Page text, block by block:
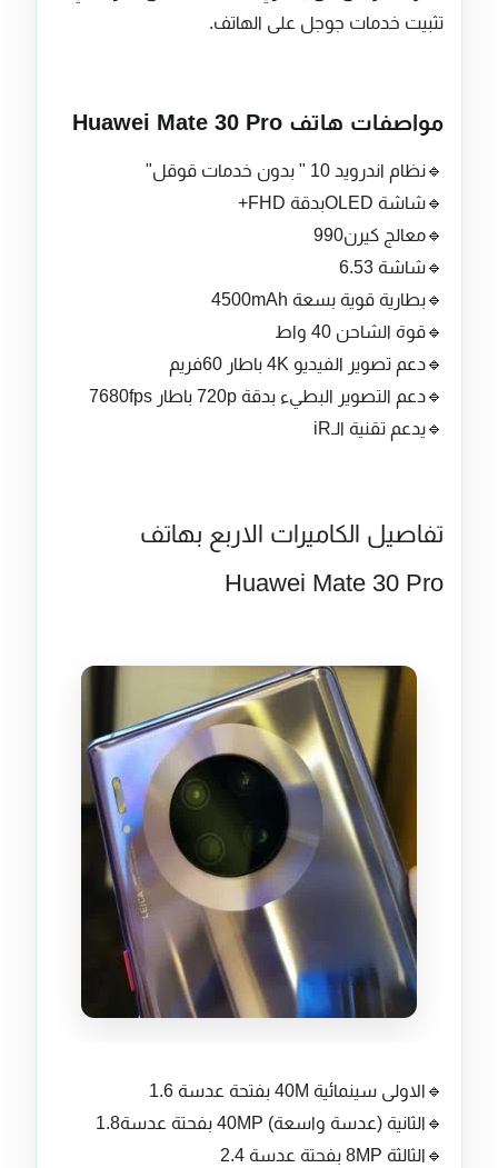
تثبيت خدمات جوجل على الهاتف.
مواصفات هاتف Huawei Mate 30 Pro
🔹نظام اندرويد 10 " بدون خدمات قوقل"
🔹شاشة OLEDبدقة FHD+
🔹معالج كيرن990
🔹شاشة 6.53
🔹بطارية قوية بسعة 4500mAh
🔹قوة الشاحن 40 واط
🔹دعم تصوير الفيديو 4K باطار 60فريم
🔹دعم التصوير البطيء بدقة 720p باطار 7680fps
🔹يدعم تقنية الـiR
تفاصيل الكاميرات الاربع بهاتف
Huawei Mate 30 Pro
🔹الاولى سينمائية 40M بفتحة عدسة 1.6
🔹الثانية (عدسة واسعة) 40MP بفحتة عدسة1.8
🔹الثالثة 8MP بفحتة عدسة 2.4